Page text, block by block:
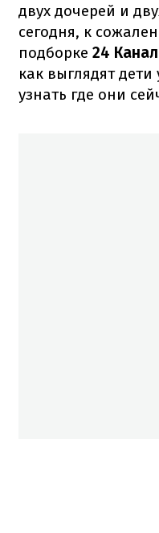
двух дочерей и
сегодня, к
подборке 24
как выглядят дети
узнать где они